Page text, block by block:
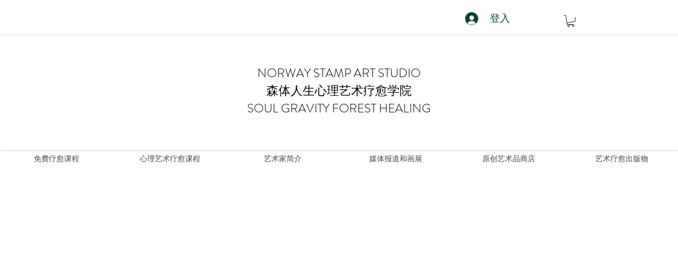
登入
​NORWAY STAMP ART STUDIO
森体人生心理艺术疗愈学院
SOUL GRAVITY FOREST HEALING
免费疗愈课程 心理艺术疗愈课程 艺术家简介 媒体报道和画展 原创艺术品商店 艺术疗愈出版物